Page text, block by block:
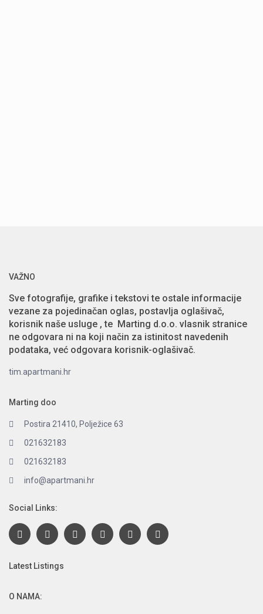
VAŽNO
Sve fotografije, grafike i tekstovi te ostale informacije
vezane za pojedinačan oglas, postavlja oglašivač,
korisnik naše usluge , te Marting d.o.o. vlasnik stranice
ne odgovara ni na koji način za istinitost navedenih
podataka, već odgovara korisnik-oglašivač.
tim.apartmani.hr
Marting doo
Postira 21410, Polježice 63
021632183
021632183
info@apartmani.hr
Social Links:
Latest Listings
O NAMA: